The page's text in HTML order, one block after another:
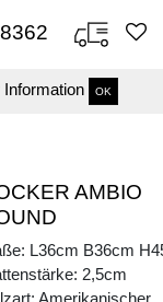
Information OK
AMBIO
L36cm B36cm
2,5cm
Amerikanischer